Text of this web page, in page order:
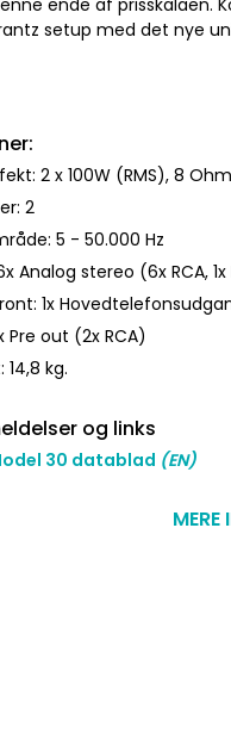
ende af prisskalaen.
setup med det nye
2 x 100W (RMS), 8 Ohm
2
5 - 50.000 Hz
Analog stereo (6x RCA,
1x
Pre out (2x RCA)
kg.
og links
30 datablad (EN)
MERE